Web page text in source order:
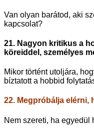
Van olyan barátod, aki
kapcsolat?
21. Nagyon kritikus a
köreiddel, személyes
Mikor történt utoljára,
bíztatott a hobbid
22. Megpróbálja elérni,
Nem szereti, ha egyedül